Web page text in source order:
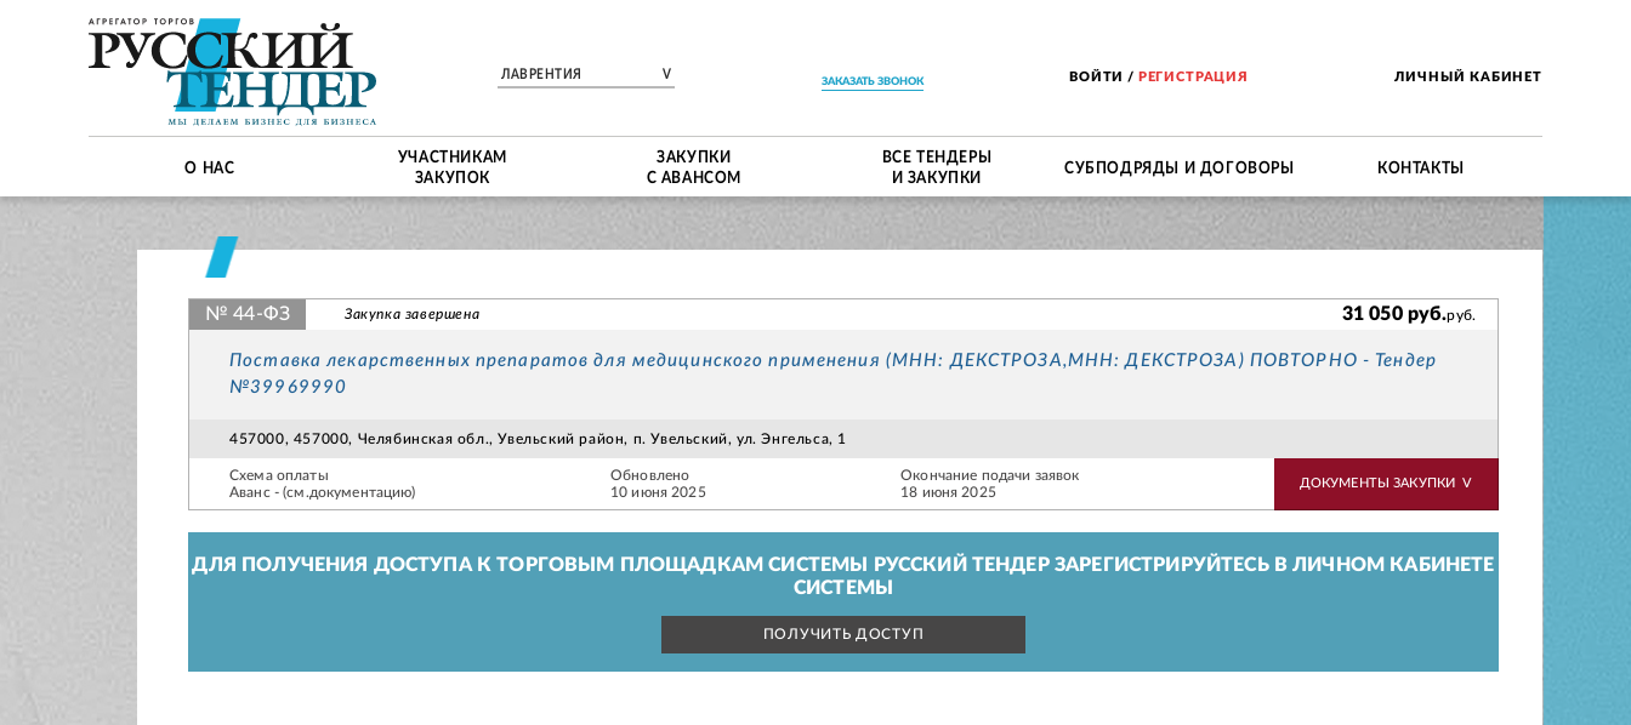
ЛАВРЕНТИЯ V ЗАКАЗАТЬ ЗВОНОК ВОЙТИ / РЕГИСТРАЦИЯ ЛИЧНЫЙ КАБИНЕТ
О НАС
УЧАСТНИКАМ
ЗАКУПОК
ЗАКУПКИ
С АВАНСОМ
ВСЕ ТЕНДЕРЫ
И ЗАКУПКИ
СУБПОДРЯДЫ И ДОГОВОРЫ КОНТАКТЫ
№ 44-ФЗ Закупка завершена 31 050 руб.руб.
Поставка лекарственных препаратов для медицинского применения (МНН: ДЕКСТРОЗА,МНН: ДЕКСТРОЗА) ПОВТОРНО - Тендер
№39969990
457000, 457000, Челябинская обл., Увельский район, п. Увельский, ул. Энгельса, 1
Схема оплаты
Аванс - (см.документацию)
Обновлено
10 июня 2025
Окончание подачи заявок
18 июня 2025
ДОКУМЕНТЫ ЗАКУПКИ V
ДЛЯ ПОЛУЧЕНИЯ ДОСТУПА К ТОРГОВЫМ ПЛОЩАДКАМ СИСТЕМЫ РУССКИЙ ТЕНДЕР ЗАРЕГИСТРИРУЙТЕСЬ В ЛИЧНОМ КАБИНЕТЕ
СИСТЕМЫ
ПОЛУЧИТЬ ДОСТУП